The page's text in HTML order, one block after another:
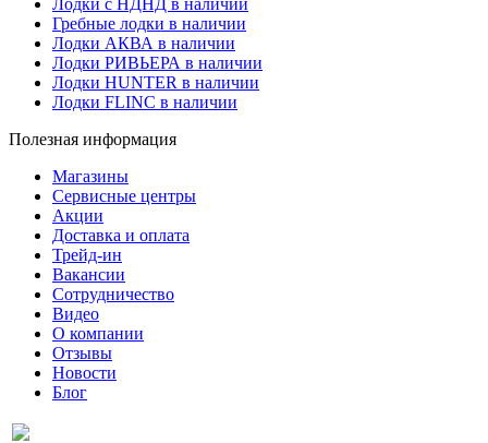
Лодки с НДНД в наличии
Гребные лодки в наличии
Лодки АКВА в наличии
Лодки РИВЬЕРА в наличии
Лодки HUNTER в наличии
Лодки FLINC в наличии
Полезная информация
Магазины
Сервисные центры
Акции
Доставка и оплата
Трейд-ин
Вакансии
Сотрудничество
Видео
О компании
Отзывы
Новости
Блог